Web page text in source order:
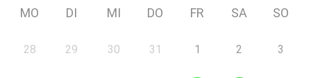
MO DI MI DO FR SA SO
28 29 30 31 1 2 3